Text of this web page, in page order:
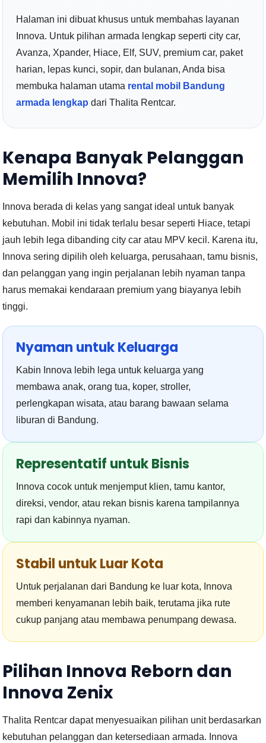
Halaman ini dibuat khusus untuk membahas layanan
Innova. Untuk pilihan armada lengkap seperti city car,
Avanza, Xpander, Hiace, Elf, SUV, premium car, paket
harian, lepas kunci, sopir, dan bulanan, Anda bisa
membuka halaman utama rental mobil Bandung
armada lengkap dari Thalita Rentcar.
Kenapa Banyak Pelanggan
Memilih Innova?
Innova berada di kelas yang sangat ideal untuk banyak
kebutuhan. Mobil ini tidak terlalu besar seperti Hiace, tetapi
jauh lebih lega dibanding city car atau MPV kecil. Karena itu,
Innova sering dipilih oleh keluarga, perusahaan, tamu bisnis,
dan pelanggan yang ingin perjalanan lebih nyaman tanpa
harus memakai kendaraan premium yang biayanya lebih
tinggi.
Nyaman untuk Keluarga
Kabin Innova lebih lega untuk keluarga yang
membawa anak, orang tua, koper, stroller,
perlengkapan wisata, atau barang bawaan selama
liburan di Bandung.
Representatif untuk Bisnis
Innova cocok untuk menjemput klien, tamu kantor,
direksi, vendor, atau rekan bisnis karena tampilannya
rapi dan kabinnya nyaman.
Stabil untuk Luar Kota
Untuk perjalanan dari Bandung ke luar kota, Innova
memberi kenyamanan lebih baik, terutama jika rute
cukup panjang atau membawa penumpang dewasa.
Pilihan Innova Reborn dan
Innova Zenix
Thalita Rentcar dapat menyesuaikan pilihan unit berdasarkan
kebutuhan pelanggan dan ketersediaan armada. Innova